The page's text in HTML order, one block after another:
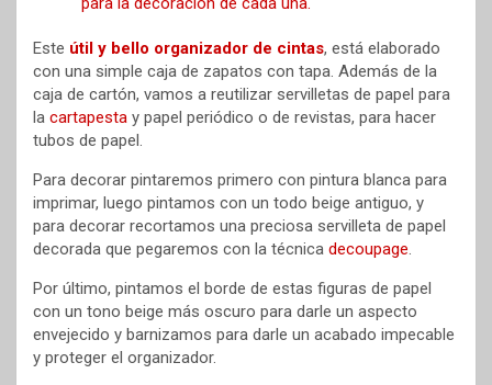
Este útil y bello organizador de cintas, está elaborado
con una simple caja de zapatos con tapa. Además de la
caja de cartón, vamos a reutilizar servilletas de papel para
la cartapesta y papel periódico o de revistas, para hacer
tubos de papel.
Para decorar pintaremos primero con pintura blanca para
imprimar, luego pintamos con un todo beige antiguo, y
para decorar recortamos una preciosa servilleta de papel
decorada que pegaremos con la técnica decoupage
Por último, pintamos el borde de estas figuras de papel
con un tono beige más oscuro para darle un aspecto
envejecido y barnizamos para darle un acabado impecable
y proteger el organizador.